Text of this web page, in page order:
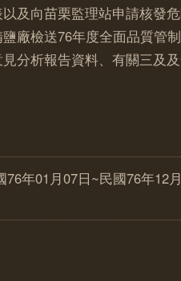
及向苗栗監理站申請核發
廠檢送76年度全面品質管
分析報告資料、有關三及
年01月07日~民國76年12